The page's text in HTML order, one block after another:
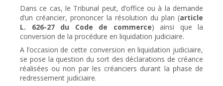
Dans ce cas, le Tribunal peut, d’office ou à la demande
d’un créancier, prononcer la résolution du plan (article
L. 626-27 du Code de commerce) ainsi que la
conversion de la procédure en liquidation judiciaire.
A l’occasion de cette conversion en liquidation judiciaire,
se pose la question du sort des déclarations de créance
réalisées ou non par les créanciers durant la phase de
redressement judiciaire.